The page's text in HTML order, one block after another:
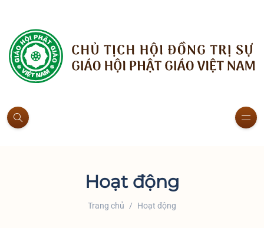
Hoạt động
Trang chủ Hoạt động